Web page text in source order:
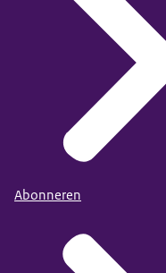
Abonneren